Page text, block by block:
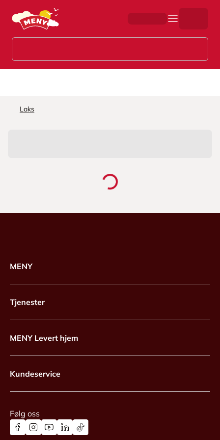
Hopp til hovedinnhold
Laks
MENY
Tjenester
MENY Levert hjem
Kundeservice
Følg oss